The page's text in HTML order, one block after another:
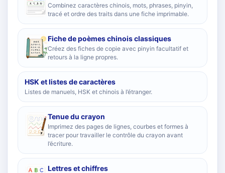
Combinez caractères chinois, mots, phrases, pinyin,
tracé et ordre des traits dans une fiche imprimable.
Fiche de poèmes chinois classiques
Créez des fiches de copie avec pinyin facultatif et
retours à la ligne propres.
HSK et listes de caractères
Listes de manuels, HSK et chinois à l’étranger.
Tenue du crayon
Imprimez des pages de lignes, courbes et formes à
tracer pour travailler le contrôle du crayon avant
l’écriture.
Lettres et chiffres